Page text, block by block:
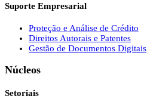
Suporte Empresarial
Proteção e Análise de Crédito
Direitos Autorais e Patentes
Gestão de Documentos Digitais
Núcleos
Setoriais